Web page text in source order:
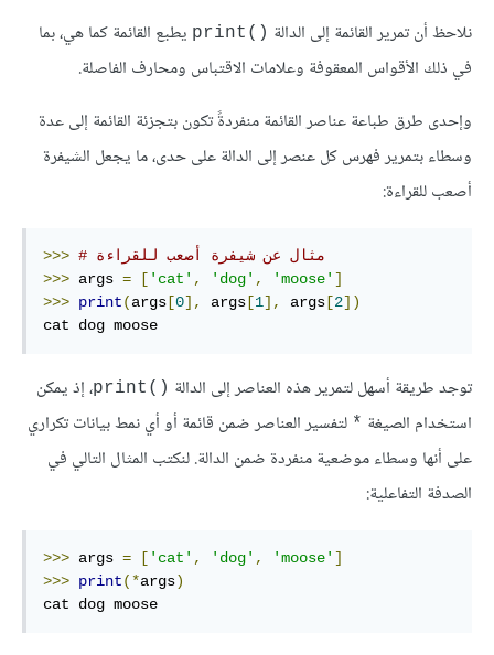
نلاحظ أن تمرير القائمة إلى الدالة ()print
يطبع القائمة كما هي، بما
في ذلك الأقواس المعقوفة وعلامات الاقتباس ومحارف الفاصلة.
وإحدى طرق طباعة عناصر القائمة منفردةً تكون بتجزئة القائمة إلى عدة
وسطاء بتمرير فهرس كل عنصر إلى الدالة على حدى، ما يجعل الشيفرة
أصعب للقراءة:
>>>
# مثال عن شيفرة أصعب للقراءة
>>> args = [ 'cat' , 'dog' , 'moose' ]
>>> print(args [0], args [1], args [2])
cat dog moose
توجد طريقة أسهل لتمرير هذه العناصر إلى الدالة ()print
، إذ يمكن
استخدام الصيغة * لتفسير العناصر ضمن قائمة أو أي نمط بيانات تكراري
على أنها وسطاء موضعية منفردة ضمن الدالة. لنكتب المثال التالي في
الصدفة التفاعلية:
>>> args = [ 'cat' , 'dog' , 'moose' ]
>>> print(*args)
cat dog moose